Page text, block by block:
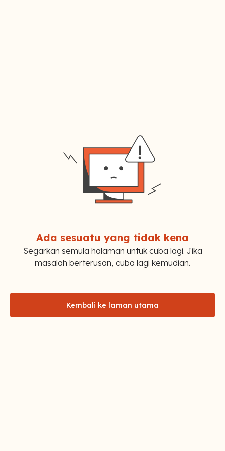
Ada sesuatu yang tidak kena
Segarkan semula halaman untuk cuba lagi. Jika
masalah berterusan, cuba lagi kemudian.
Kembali ke laman utama